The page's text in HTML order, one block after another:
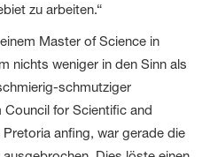
zu arbeiten.“
Master of Science in
nichts weniger in den Sinn als
schmutziger
for Scientific and
anfing, war gerade die